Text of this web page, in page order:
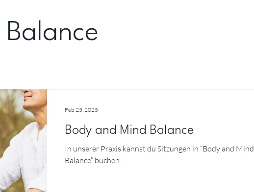
Body and Mind Balance
In unserer Praxis kannst du Sitzungen in “Body and Mind
Balance” buchen.
Feb 25, 2025